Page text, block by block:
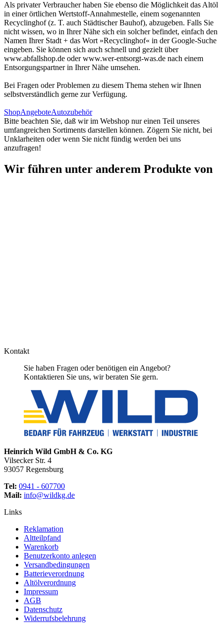
Als privater Verbraucher haben Sie ebenso die Möglichkeit das Altöl
in einer örtlichen Wertstoff-Annahmestelle, einem sogenannten
Recyclinghof (z. T. auch Städtischer Bauhof), abzugeben. Falls Sie
nicht wissen, wo in Ihrer Nähe sich ein solcher befindet, einfach den
Namen Ihrer Stadt + das Wort »Recyclinghof« in der Google-Suche
eingeben. Sie können sich auch schnell und gezielt über
www.abfallshop.de oder www.wer-entsorgt-was.de nach einem
Entsorgungspartner in Ihrer Nähe umsehen.
Bei Fragen oder Problemen zu diesem Thema stehen wir Ihnen
selbstverständlich gerne zur Verfügung.
ShopAngeboteAutozubehör
Bitte beachten Sie, daß wir im Webshop nur einen Teil unseres
umfangreichen Sortiments darstellen können. Zögern Sie nicht, bei
Unklarheiten oder wenn Sie nicht fündig werden bei uns
anzufragen!
Wir führen unter anderem Produkte von
Kontakt
Sie haben Fragen oder benötigen ein Angebot?
Kontaktieren Sie uns, wir beraten Sie gern.
Heinrich Wild GmbH & Co. KG
Vilsecker Str. 4
93057 Regensburg
Tel: 0941 - 607700
Mail: info@wildkg.de
Links
Reklamation
Altteilpfand
Warenkorb
Benutzerkonto anlegen
Versandbedingungen
Batterieverordnung
Altölverordnung
Impressum
AGB
Datenschutz
Widerrufsbelehrung